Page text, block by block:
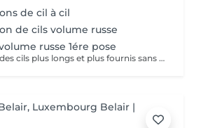
de cil à cil
de cils volume russe
russe 1ére pose
Vous souhaitez avoir des cils plus longs et plus fournis sans avoir à vous maquiller tous les jours? Alors les extensions sont la réponse à vos envies! Le volume russe c'est la pose de petits bouquets de cils très légers et fait manuellement pour gagner en volume et en densité. Nous adaptons la pose en fonction de vos yeux et de vos souhaits. Résultat naturel ou plus sophistiqué? Tout est possible, et nos lashartist sauront vous conseiller sur ce qui est le plus adapté pour vous!